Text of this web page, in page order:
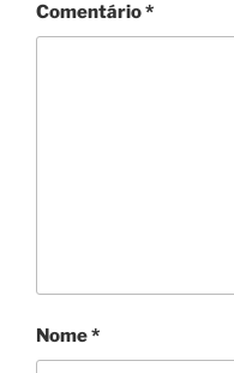
Comentário*
Nome*